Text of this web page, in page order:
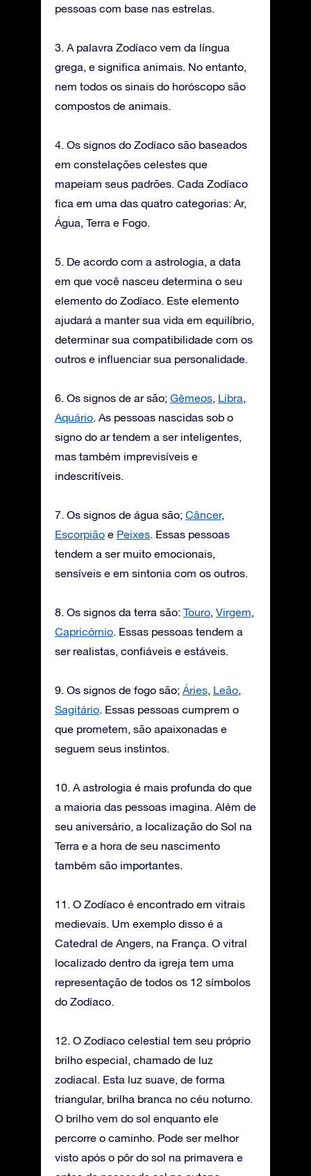
pessoas com base nas estrelas.
3. A palavra Zodíaco vem da língua
grega, e significa animais. No entanto,
nem todos os sinais do horóscopo são
compostos de animais.
4. Os signos do Zodíaco são baseados
em constelações celestes que
mapeiam seus padrões. Cada Zodíaco
fica em uma das quatro categorias: Ar,
Água, Terra e Fogo.
5. De acordo com a astrologia, a data
em que você nasceu determina o seu
elemento do Zodíaco. Este elemento
ajudará a manter sua vida em equilíbrio,
determinar sua compatibilidade com os
outros e influenciar sua personalidade.
6. Os signos de ar são; Gêmeos, Libra,
Aquário. As pessoas nascidas sob o
signo do ar tendem a ser inteligentes,
mas também imprevisíveis e
indescritíveis.
7. Os signos de água são; Câncer,
Escorpião e Peixes. Essas pessoas
tendem a ser muito emocionais,
sensíveis e em sintonia com os outros.
8. Os signos da terra são: Touro, Virgem,
Capricórnio. Essas pessoas tendem a
ser realistas, confiáveis e estáveis.
9. Os signos de fogo são; Áries, Leão,
Sagitário. Essas pessoas cumprem o
que prometem, são apaixonadas e
seguem seus instintos.
10. A astrologia é mais profunda do que
a maioria das pessoas imagina. Além de
seu aniversário, a localização do Sol na
Terra e a hora de seu nascimento
também são importantes.
11. O Zodíaco é encontrado em vitrais
medievais. Um exemplo disso é a
Catedral de Angers, na França. O vitral
localizado dentro da igreja tem uma
representação de todos os 12 símbolos
do Zodíaco.
12. O Zodíaco celestial tem seu próprio
brilho especial, chamado de luz
zodiacal. Esta luz suave, de forma
triangular, brilha branca no céu noturno.
O brilho vem do sol enquanto ele
percorre o caminho. Pode ser melhor
visto após o pôr do sol na primavera e